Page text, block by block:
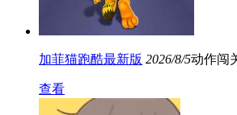
加菲猫跑酷最新版 2026/8/5动作闯
查看